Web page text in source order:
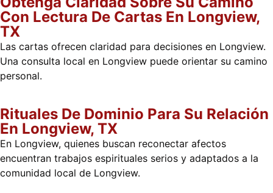
Con Lectura De Cartas En Longview,
TX
Las cartas ofrecen claridad para decisiones en Longview.
Una consulta local en Longview puede orientar su camino
personal.
Rituales De Dominio Para Su Relación
En Longview, TX
En Longview, quienes buscan reconectar afectos
encuentran trabajos espirituales serios y adaptados a la
comunidad local de Longview.